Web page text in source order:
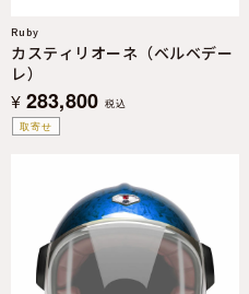
取寄せ
Ruby
カスティリオーネ（ベルベデー
レ）
¥ 283,800 税込